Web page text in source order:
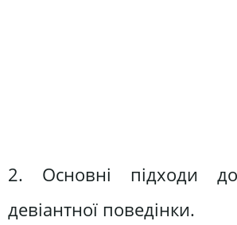
2. Основні підходи
девіантної поведінки.